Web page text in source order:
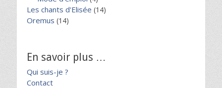
Les chants d'Elisée (14)
Oremus (14)
En savoir plus …
Qui suis-je ?
Contact